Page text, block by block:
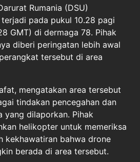
Rumania (DSU)
pada pukul 10.28 pagi
GMT) di dermaga 78. Pihak
diberi peringatan lebih awal
tersebut di area
mengatakan area tersebut
tindakan pencegahan dan
yang dilaporkan. Pihak
helikopter untuk memeriksa
kekhawatiran bahwa drone
berada di area tersebut.